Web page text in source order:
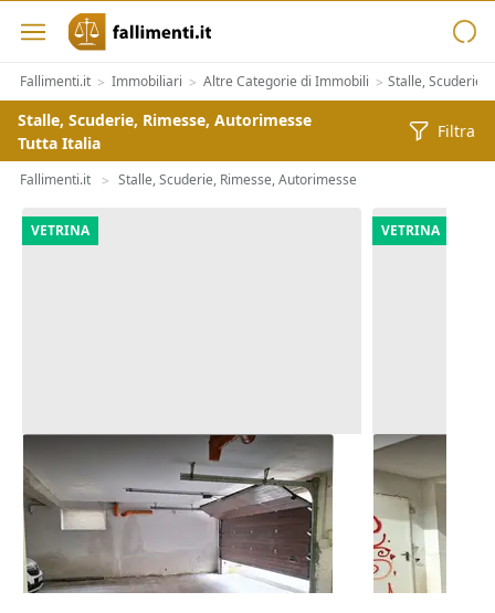
Fallimenti.it > Immobiliari > Altre Categorie di Immobili > Stalle, Scuderie,
Stalle, Scuderie, Rimesse, Autorimesse
Tutta Italia
Filtra
Fallimenti.it > Stalle, Scuderie, Rimesse, Autorimesse
VETRINA
Asta Quota di autorimessa
interrata (sub 33)
Carini (Palermo)
17.000 €
15/09/2026
VETRINA
Asta Quota
interrata
Carini
85.000 €
15/09/2026